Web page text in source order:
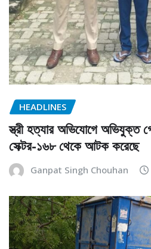
HEADLINES
স্ত্রী হত্যার অভিযোগে অভিযুক্ত
সেক্টর-১৬৮ থেকে আটক করেছে
Ganpat Singh Chouhan